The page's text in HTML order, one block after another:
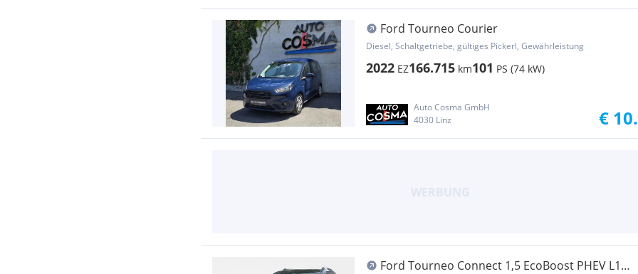
Ford Tourneo Courier
Diesel, Schaltgetriebe, gültiges Pickerl, Gewährleistung
2022 EZ166.715 km101 PS (74 kW)
Auto Cosma GmbH
4030 Linz
€
Ford Tourneo Connect 1,5 EcoBoost PHEV L1